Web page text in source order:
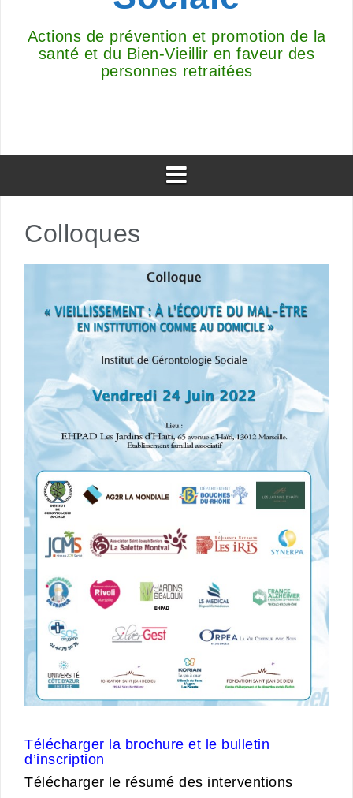
Actions de prévention et promotion de la
santé et du Bien-Vieillir en faveur des
personnes retraitées
Colloques
Télécharger la brochure et le bulletin
d’inscription
Télécharger le résumé des interventions